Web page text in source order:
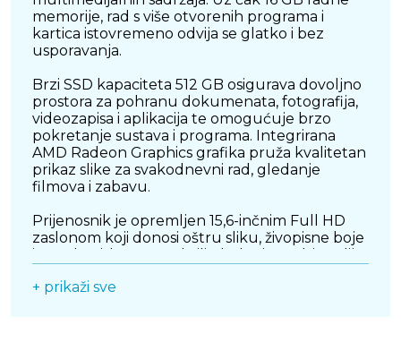
memorije, rad s više otvorenih programa i
kartica istovremeno odvija se glatko i bez
usporavanja.
Brzi SSD kapaciteta 512 GB osigurava dovoljno
prostora za pohranu dokumenata, fotografija,
videozapisa i aplikacija te omogućuje brzo
pokretanje sustava i programa. Integrirana
AMD Radeon Graphics grafika pruža kvalitetan
prikaz slike za svakodnevni rad, gledanje
filmova i zabavu.
Prijenosnik je opremljen 15,6-inčnim Full HD
zaslonom koji donosi oštru sliku, živopisne boje
i suvremen izgled, zbog čega se savršeno
+ prikaži sve